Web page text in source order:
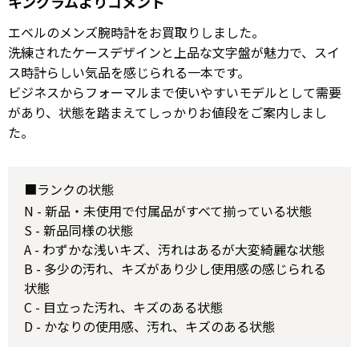
エベルのメンズ腕時計をお買取りしました。
洗練されたケースデザインと上品な文字盤が魅力で、スイ
ス時計らしい気品を感じられる一本です。
ビジネスからフォーマルまで使いやすいモデルとして需要
があり、状態を踏まえてしっかりお値段をご案内しまし
た。
■ランクの状態
N - 新品・未使用で付属品がすべて揃っている状態
S - 新品同様の状態
A - わずかな浅いキズ、汚れはあるが大変綺麗な状態
B - 多少の汚れ、キズがあり少し使用感の感じられる
状態
C - 目立った汚れ、キズのある状態
D - かなりの使用感、汚れ、キズのある状態